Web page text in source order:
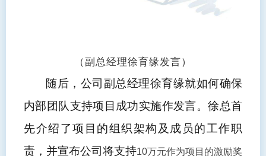
（副总经理徐育缘发言）
随后，公司副总经理徐育缘就如何确保
内部团队支持项目成功实施作发言。徐总首
先介绍了项目的组织架构及成员的工作职
责，并宣布公司将支持10万元作为项目的激励奖